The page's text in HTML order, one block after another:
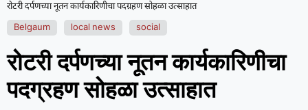
रोटरी दर्पणच्या नूतन कार्यकारिणीचा पदग्रहण सोहळा उत्साहात
Belgaum
local news social
रोटरी दर्पणच्या नूतन कार्यकारिणीचा
पदग्रहण सोहळा उत्साहात